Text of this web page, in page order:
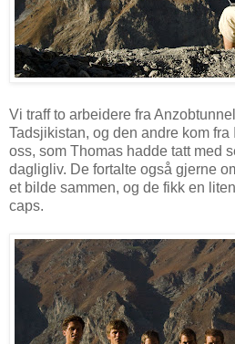
Vi traff to arbeidere fra
Tadsjikistan, og den andre kom
oss, som Thomas hadde tatt med
dagligliv. De fortalte også gjerne
et bilde sammen, og de fikk en
caps.